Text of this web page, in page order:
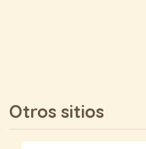
Otros sitios